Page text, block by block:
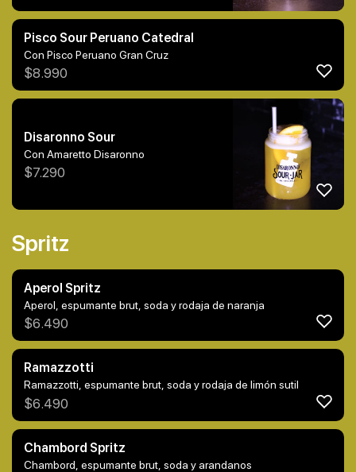
Pisco Sour Peruano Catedral
Con Pisco Peruano Gran Cruz
$8.990
Disaronno Sour
Con Amaretto Disaronno
$7.290
Spritz
Aperol Spritz
Aperol, espumante brut, soda y rodaja de naranja
$6.490
Ramazzotti
Ramazzotti, espumante brut, soda y rodaja de limón sutil
$6.490
Chambord Spritz
Chambord, espumante brut, soda y arandanos